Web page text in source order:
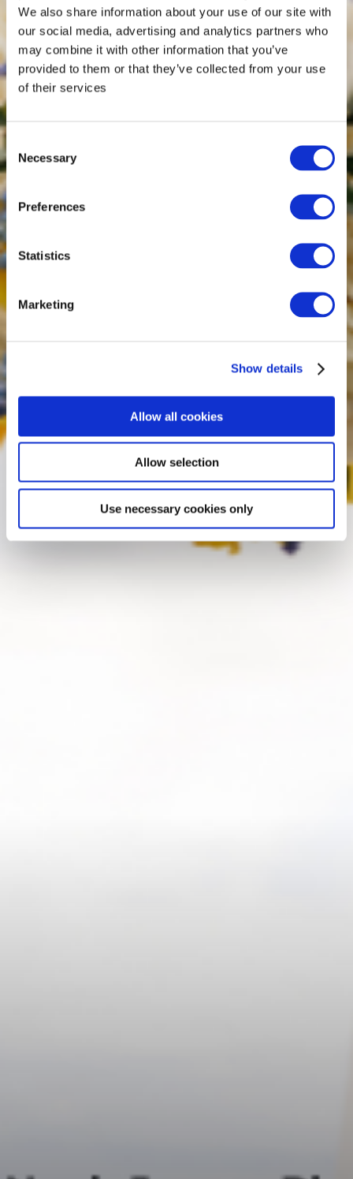
We also share information about your use of our site with
our social media, advertising and analytics partners who
may combine it with other information that you’ve
provided to them or that they’ve collected from your use
of their services
Selection
Necessary
Preferences
Statistics
Marketing
Show details
Allow all cookies
Allow selection
Use necessary cookies only